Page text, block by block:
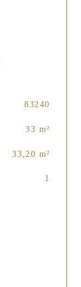
83240
33 m²
33,20 m²
1